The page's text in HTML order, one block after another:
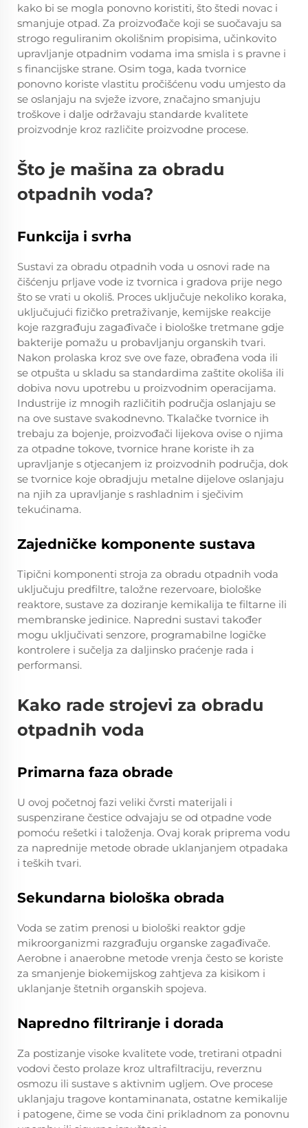
kako bi se mogla ponovno koristiti, što štedi novac i
smanjuje otpad. Za proizvođače koji se suočavaju sa
strogo reguliranim okolišnim propisima, učinkovito
upravljanje otpadnim vodama ima smisla i s pravne i
s financijske strane. Osim toga, kada tvornice
ponovno koriste vlastitu pročišćenu vodu umjesto da
se oslanjaju na svježe izvore, značajno smanjuju
troškove i dalje održavaju standarde kvalitete
proizvodnje kroz različite proizvodne procese.
Što je mašina za obradu
otpadnih voda?
Funkcija i svrha
Sustavi za obradu otpadnih voda u osnovi rade na
čišćenju prljave vode iz tvornica i gradova prije nego
što se vrati u okoliš. Proces uključuje nekoliko koraka,
uključujući fizičko pretraživanje, kemijske reakcije
koje razgrađuju zagađivače i biološke tretmane gdje
bakterije pomažu u probavljanju organskih tvari.
Nakon prolaska kroz sve ove faze, obrađena voda ili
se otpušta u skladu sa standardima zaštite okoliša ili
dobiva novu upotrebu u proizvodnim operacijama.
Industrije iz mnogih različitih područja oslanjaju se
na ove sustave svakodnevno. Tkalačke tvornice ih
trebaju za bojenje, proizvođači lijekova ovise o njima
za otpadne tokove, tvornice hrane koriste ih za
upravljanje s otjecanjem iz proizvodnih područja, dok
se tvornice koje obradjuju metalne dijelove oslanjaju
na njih za upravljanje s rashladnim i sječivim
tekućinama.
Zajedničke komponente sustava
Tipični komponenti stroja za obradu otpadnih voda
uključuju predfiltre, taložne rezervoare, biološke
reaktore, sustave za doziranje kemikalija te filtarne ili
membranske jedinice. Napredni sustavi također
mogu uključivati senzore, programabilne logičke
kontrolere i sučelja za daljinsko praćenje rada i
performansi.
Kako rade strojevi za obradu
otpadnih voda
Primarna faza obrade
U ovoj početnoj fazi veliki čvrsti materijali i
suspenzirane čestice odvajaju se od otpadne vode
pomoću rešetki i taloženja. Ovaj korak priprema vodu
za naprednije metode obrade uklanjanjem otpadaka
i teških tvari.
Sekundarna biološka obrada
Voda se zatim prenosi u biološki reaktor gdje
mikroorganizmi razgrađuju organske zagađivače.
Aerobne i anaerobne metode vrenja često se koriste
za smanjenje biokemijskog zahtjeva za kisikom i
uklanjanje štetnih organskih spojeva.
Napredno filtriranje i dorada
Za postizanje visoke kvalitete vode, tretirani otpadni
vodovi često prolaze kroz ultrafiltraciju, reverznu
osmozu ili sustave s aktivnim ugljem. Ove procese
uklanjaju tragove kontaminanata, ostatne kemikalije
i patogene, čime se voda čini prikladnom za ponovnu